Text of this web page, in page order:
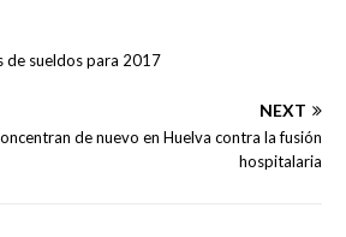
de sueldos para 2017
NEXT
de nuevo en Huelva contra la fusión
hospitalaria